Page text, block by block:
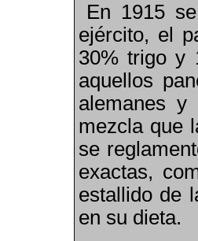
En 1915
ejército, el
30% trigo y
aquellos
alemanes
mezcla que
se
exactas,
estallido de
en su dieta.